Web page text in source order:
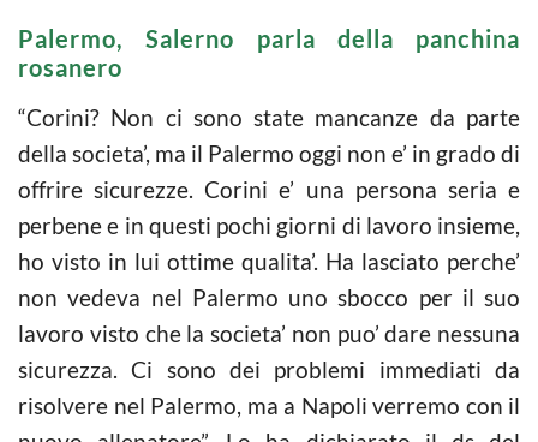
Palermo, Salerno parla della panchina
rosanero
“Corini? Non ci sono state mancanze da parte
della societa’, ma il Palermo oggi non e’ in grado di
offrire sicurezze. Corini e’ una persona seria e
perbene e in questi pochi giorni di lavoro insieme,
ho visto in lui ottime qualita’. Ha lasciato perche’
non vedeva nel Palermo uno sbocco per il suo
lavoro visto che la societa’ non puo’ dare nessuna
sicurezza. Ci sono dei problemi immediati da
risolvere nel Palermo, ma a Napoli verremo con il